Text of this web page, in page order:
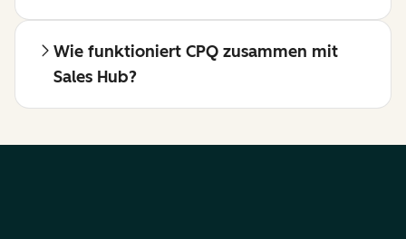
Wie funktioniert CPQ zusammen mit
Sales Hub?